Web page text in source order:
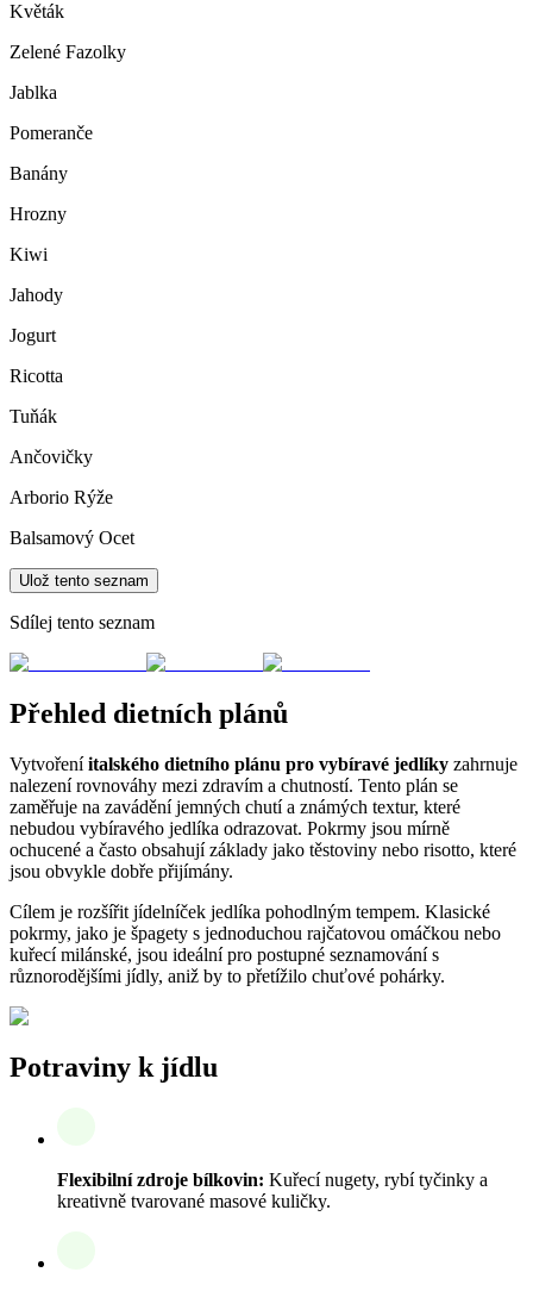
Květák
Zelené Fazolky
Jablka
Pomeranče
Banány
Hrozny
Kiwi
Jahody
Jogurt
Ricotta
Tuňák
Ančovičky
Arborio Rýže
Balsamový Ocet
Ulož tento seznam
Sdílej tento seznam
Přehled dietních plánů
Vytvořeníitalského dietního plánu pro vybíravé jedlíky zahrnuje
nalezení rovnováhy mezi zdravím a chutností. Tento plán se
zaměřuje na zavádění jemných chutí a známých textur, které
nebudou vybíravého jedlíka odrazovat. Pokrmy jsou mírně
ochucené a často obsahují základy jako těstoviny nebo risotto, které
jsou obvykle dobře přijímány.
Cílem je rozšířit jídelníček jedlíka pohodlným tempem. Klasické
pokrmy, jako je špagety s jednoduchou rajčatovou omáčkou nebo
kuřecí milánské, jsou ideální pro postupné seznamování s
různorodějšími jídly, aniž by to přetížilo chuťové pohárky.
Potraviny k jídlu
Flexibilní zdroje bílkovin: Kuřecí nugety, rybí tyčinky a
kreativně tvarované masové kuličky.